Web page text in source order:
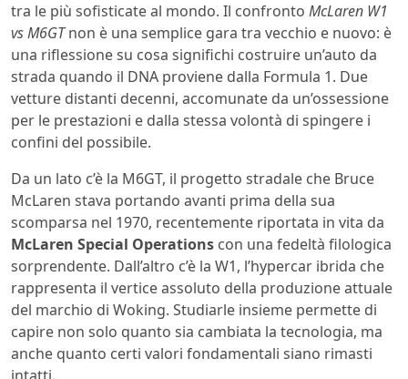
tra le più sofisticate al mondo. Il confronto McLaren W1
vs M6GTnon è una semplice gara tra vecchio e nuovo: è
una riflessione su cosa significhi costruire un’auto da
strada quando il DNA proviene dalla Formula 1. Due
vetture distanti decenni, accomunate da un’ossessione
per le prestazioni e dalla stessa volontà di spingere i
confini del possibile.
Da un lato c’è la M6GT, il progetto stradale che Bruce
McLaren stava portando avanti prima della sua
scomparsa nel 1970, recentemente riportata in vita da
McLaren Special Operations con una fedeltà filologica
sorprendente. Dall’altro c’è la W1, l’hypercar ibrida che
rappresenta il vertice assoluto della produzione attuale
del marchio di Woking. Studiarle insieme permette di
capire non solo quanto sia cambiata la tecnologia, ma
anche quanto certi valori fondamentali siano rimasti
intatti.